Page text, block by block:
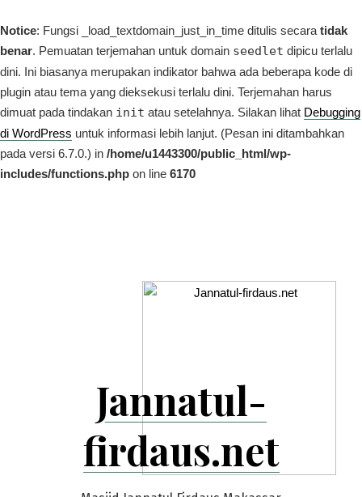
Notice: Fungsi _load_textdomain_just_in_time ditulis secara tidak
benar. Pemuatan terjemahan untuk domain seedlet dipicu terlalu
dini. Ini biasanya merupakan indikator bahwa ada beberapa kode di
plugin atau tema yang dieksekusi terlalu dini. Terjemahan harus
dimuat pada tindakan init atau setelahnya. Silakan lihat Debugging
di WordPress untuk informasi lebih lanjut. (Pesan ini ditambahkan
pada versi 6.7.0.) in /home/u1443300/public_html/wp-
includes/functions.php on line 6170
Jannatul-
firdaus.net